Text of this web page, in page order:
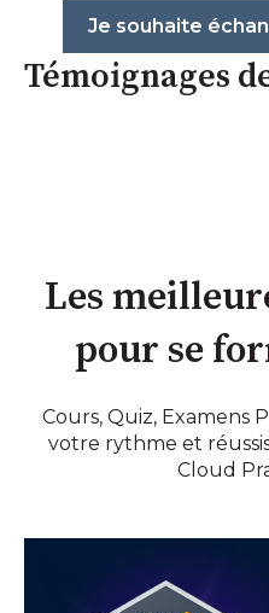
Je souhaite
Témoignages
Les
pour se
Cours, Quiz, Examens
votre rythme et
Cloud